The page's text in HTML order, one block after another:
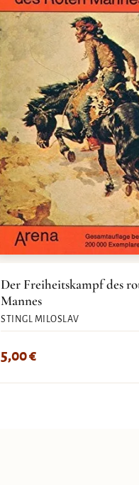
Der Freiheitskampf des
Mannes
STINGL MILOSLAV
5,00€